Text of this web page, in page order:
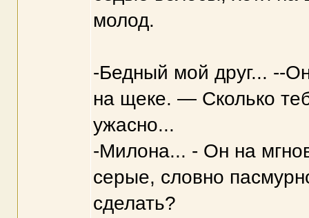
молод.
-Бедный мой друг... --
на щеке. — Сколько
ужасно...
-Милона... - Он на
серые, словно
сделать?